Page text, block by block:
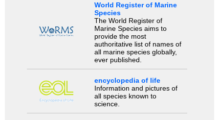
World Register of Marine
Species
The World Register of
Marine Species aims to
provide the most
authoritative list of names of
all marine species globally,
ever published.
encyclopedia of life
Information and pictures of
all species known to
science.